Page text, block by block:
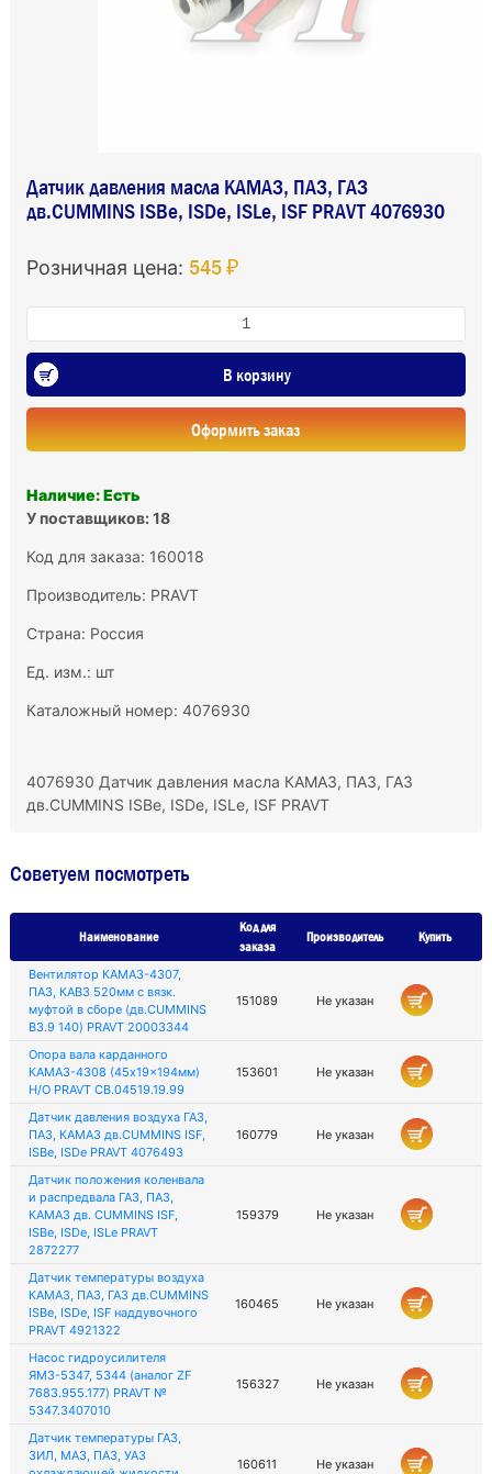
Датчик давления масла КАМАЗ, ПАЗ, ГАЗ
дв.CUMMINS ISBe, ISDe, ISLe, ISF PRAVT 4076930
Розничная цена: 545 ₽
В корзину
Оформить заказ
Наличие: Есть
У поставщиков: 18
Код для заказа: 160018
Производитель: PRAVT
Страна: Россия
Ед. изм.: шт
Каталожный номер: 4076930
4076930 Датчик давления масла КАМАЗ, ПАЗ, ГАЗ
дв.CUMMINS ISBe, ISDe, ISLe, ISF PRAVT
Советуем посмотреть
Наименование
Код для
заказа
Производитель Купить
Вентилятор КАМАЗ-4307,
ПАЗ, КАВЗ 520мм с вязк.
муфтой в сборе (дв.CUMMINS
B3.9 140) PRAVT 20003344
151089 Не указан
Опора вала карданного
КАМАЗ-4308 (45x19x194мм)
Н/О PRAVT СВ.04519.19.99
153601 Не указан
Датчик давления воздуха ГАЗ,
ПАЗ, КАМАЗ дв.CUMMINS ISF,
ISBe, ISDe PRAVT 4076493
160779 Не указан
Датчик положения коленвала
и распредвала ГАЗ, ПАЗ,
КАМАЗ дв. CUMMINS ISF,
ISBe, ISDe, ISLe PRAVT
2872277
159379 Не указан
Датчик температуры воздуха
КАМАЗ, ПАЗ, ГАЗ дв.CUMMINS
ISBe, ISDe, ISF наддувочного
PRAVT 4921322
160465 Не указан
Насос гидроусилителя
ЯМЗ-5347, 5344 (аналог ZF
7683.955.177) PRAVT №
5347.3407010
156327 Не указан
Датчик температуры ГАЗ,
ЗИЛ, МАЗ, ПАЗ, УАЗ
160611 Не указан